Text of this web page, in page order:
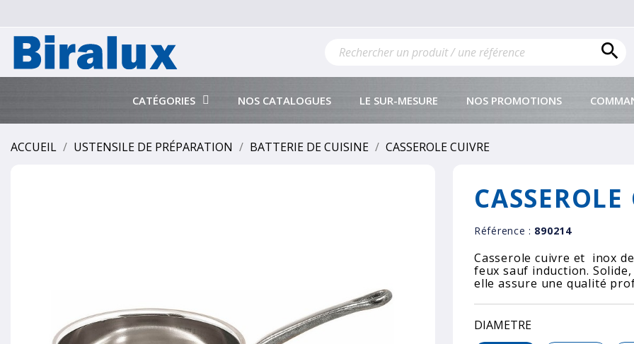

CATÉGORIES NOS CATALOGUES LE SUR-MESURE NOS PROMOTIONS
ACCUEIL USTENSILE DE PRÉPARATION BATTERIE DE CUISINE CASSEROLE CUIVRE
Référence : 890214
Casserole cuivre et inox
feux sauf induction.
elle assure une qualité
DIAMETRE